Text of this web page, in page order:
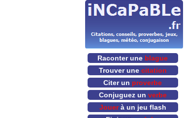
Raconter une blague
Trouver une citation
Citer un proverbe
Conjuguez un verbe
Jouerà un jeu flash